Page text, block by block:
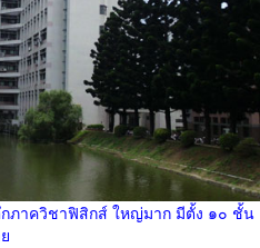
ภาควิชาฟิสิกส์ ใหญ่มาก มีตั้ง ๑๐ ชั้น